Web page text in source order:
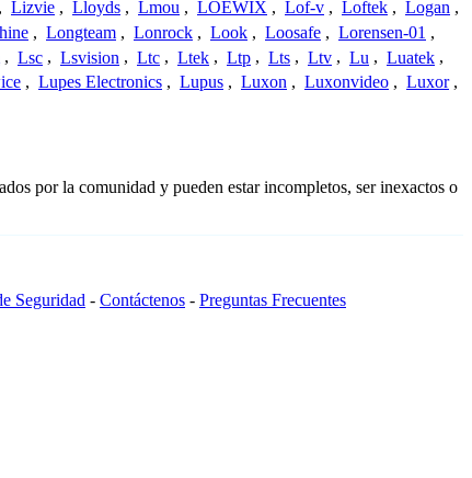
, Lizvie , Lloyds , Lmou , LOEWIX , Lof-v , Loftek , Logan ,
, Longteam , Lonrock , Look , Loosafe , Lorensen-01 ,
, Lsc , Lsvision , Ltc , Ltek , Ltp , Lts , Ltv , Lu , Luatek ,
, Lupes Electronics , Lupus , Luxon , Luxonvideo , Luxor ,
por la comunidad y pueden estar incompletos, ser inexactos o
Seguridad - Contáctenos - Preguntas Frecuentes